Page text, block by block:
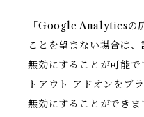
「Google Analyticsの
ことを望まない場合は
無効にすることが可能
トアウト アドオンをブ
無効にすることができま